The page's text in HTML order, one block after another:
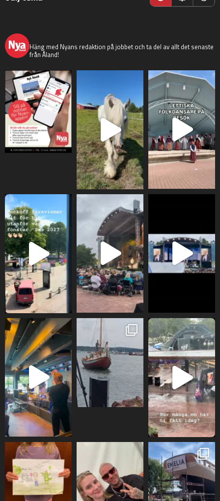
Häng med Nyans redaktion på jobbet och ta del av allt det senaste
från Åland!